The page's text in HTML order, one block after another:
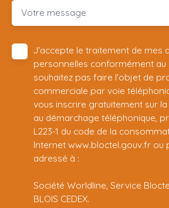
Votre message
J'accepte le traitement de mes
personnelles conformément au
souhaitez pas faire l'objet de
commerciale par voie
vous inscrire gratuitement sur
au démarchage téléphonique,
L223-1 du code de la
Internet www.bloctel.gouv.fr ou
adressé à :
Société Worldline, Service Bloctel,
BLOIS CEDEX.